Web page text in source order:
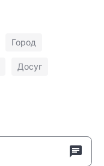
Город
Досуг